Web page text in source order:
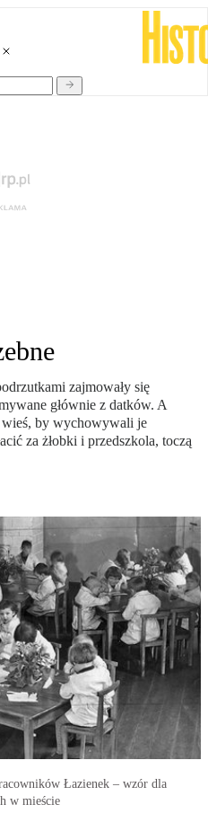
zajmowały się
głównie z datków. A
wieś, by wychowywali je
za żłobki i przedszkola, toczą
Łazienek – wzór dla
w mieście